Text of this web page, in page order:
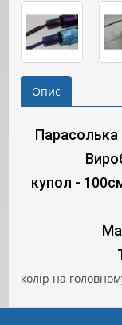
Опис
Парасолька
купол -
колір на